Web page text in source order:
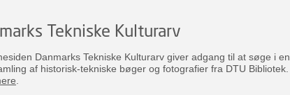
Tekniske Kulturarv
Danmarks Tekniske Kulturarv giver adgang til at søge i en
af historisk-tekniske bøger og fotografier fra DTU Bibliotek.